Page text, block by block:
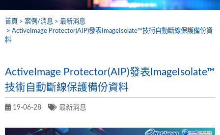
首頁 案例/消息
最新消息
ActiveImage Protector(AIP)發表ImageIsolate™技術自動斷線保護備份資
料
ActiveImage Protector(AIP)發表ImageIsolate™
技術自動斷線保護備份資料
19-06-28 最新消息